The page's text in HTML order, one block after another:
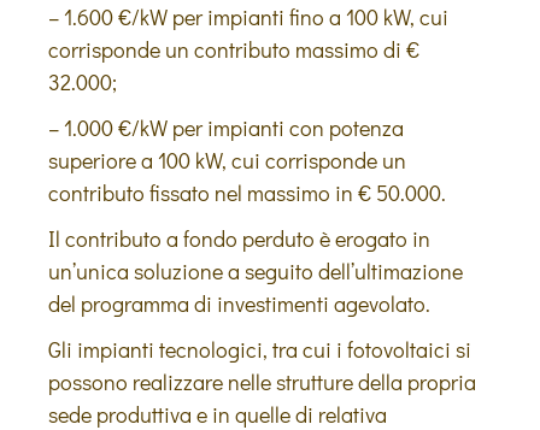
– 1.600 €/kW per impianti fino a 100 kW, cui
corrisponde un contributo massimo di €
32.000;
– 1.000 €/kW per impianti con potenza
superiore a 100 kW, cui corrisponde un
contributo fissato nel massimo in € 50.000.
Il contributo a fondo perduto è erogato in
un’unica soluzione a seguito dell’ultimazione
del programma di investimenti agevolato.
Gli impianti tecnologici, tra cui i fotovoltaici si
possono realizzare nelle strutture della propria
sede produttiva e in quelle di relativa